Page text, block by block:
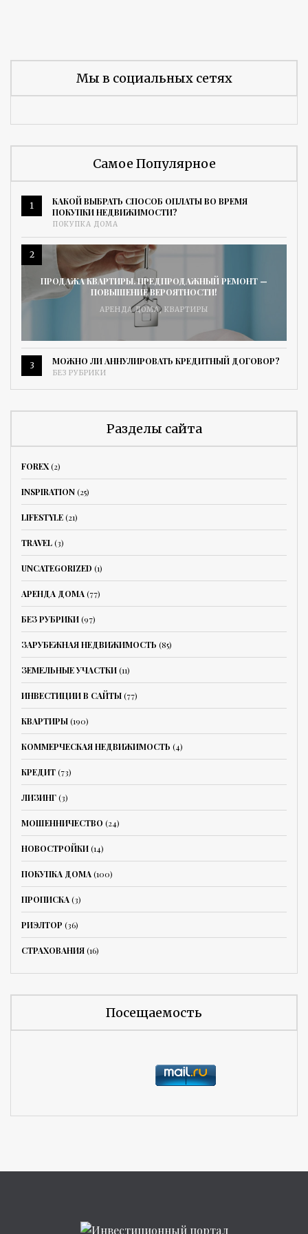
Мы в социальных сетях
Самое Популярное
1
КАКОЙ ВЫБРАТЬ СПОСОБ ОПЛАТЫ ВО ВРЕМЯ
ПОКУПКИ НЕДВИЖИМОСТИ?
ПОКУПКА ДОМА
2
ПРОДАЖА КВАРТИРЫ. ПРЕДПРОДАЖНЫЙ РЕМОНТ —
ПОВЫШЕНИЕ ВЕРОЯТНОСТИ!
АРЕНДА ДОМА, КВАРТИРЫ
3 МОЖНО ЛИ АННУЛИРОВАТЬ КРЕДИТНЫЙ ДОГОВОР?
БЕЗ РУБРИКИ
Разделы сайта
FOREX(2)
INSPIRATION(25)
LIFESTYLE(21)
TRAVEL(3)
UNCATEGORIZED (1)
АРЕНДА ДОМА(77)
БЕЗ РУБРИКИ(97)
ЗАРУБЕЖНАЯ НЕДВИЖИМОСТЬ (85)
ЗЕМЕЛЬНЫЕ УЧАСТКИ(11)
ИНВЕСТИЦИИ В САЙТЫ(77)
КВАРТИРЫ(190)
КОММЕРЧЕСКАЯ НЕДВИЖИМОСТЬ (4)
КРЕДИТ(73)
ЛИЗИНГ(3)
МОШЕННИЧЕСТВО (24)
НОВОСТРОЙКИ(14)
ПОКУПКА ДОМА(100)
ПРОПИСКА(3)
РИЭЛТОР (36)
СТРАХОВАНИЯ(16)
Посещаемость